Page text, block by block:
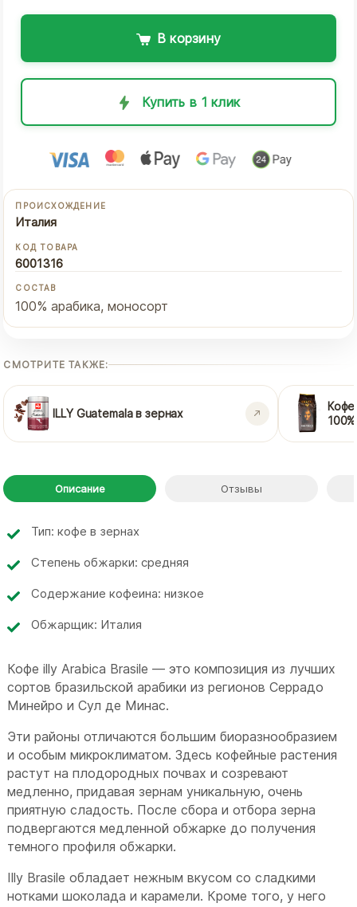
В корзину
Купить в 1 клик
ПРОИСХОЖДЕНИЕ
Италия
КОД ТОВАРА
6001316
СОСТАВ
100% арабика, моносорт
СМОТРИТЕ ТАКЖЕ:
ILLY Guatemala в зернах
Описание Отзывы
Тип: кофе в зернах
Степень обжарки: средняя
Содержание кофеина: низкое
Обжарщик: Италия
Кофе illy Arabica Brasile — это композиция из лучших
сортов бразильской арабики из регионов Серрадо
Минейро и Сул де Минас.
Эти районы отличаются большим биоразнообразием
и особым микроклиматом. Здесь кофейные растения
растут на плодородных почвах и созревают
медленно, придавая зернам уникальную, очень
приятную сладость. После сбора и отбора зерна
подвергаются медленной обжарке до получения
темного профиля обжарки.
Illy Brasile обладает нежным вкусом со сладкими
нотками шоколада и карамели. Кроме того, у него